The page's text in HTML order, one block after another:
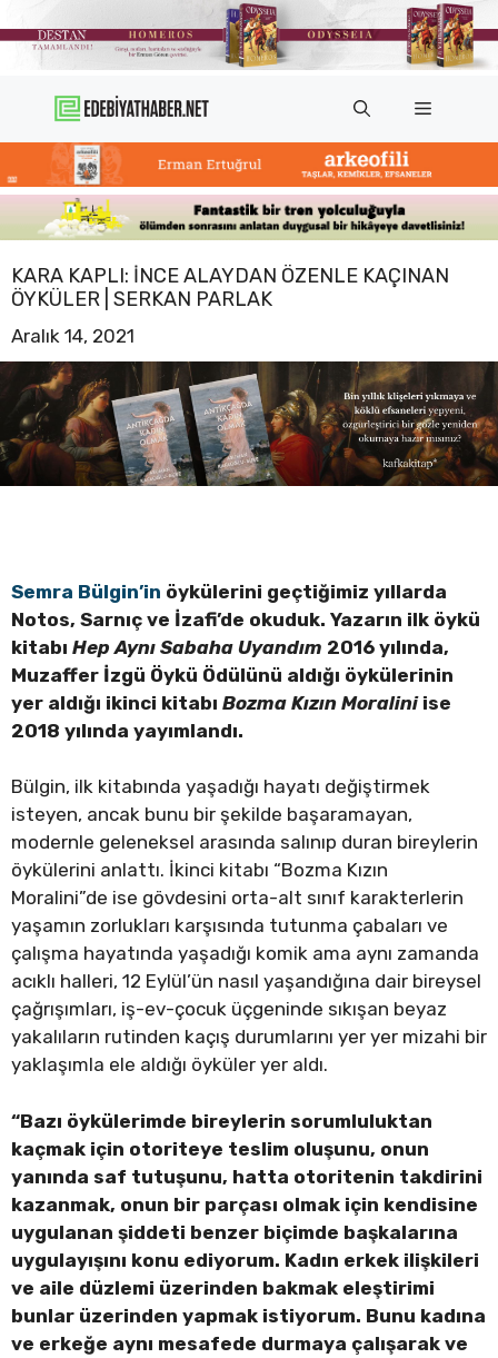
atla
Menü
KARA KAPLI: İNCE ALAYDAN ÖZENLE KAÇINAN
ÖYKÜLER | SERKAN PARLAK
Aralık 14, 2021
Semra Bülgin’in öykülerini geçtiğimiz yıllarda
Notos, Sarnıç ve İzafi’de okuduk. Yazarın ilk öykü
kitabı Hep Aynı Sabaha Uyandım 2016 yılında,
Muzaffer İzgü Öykü Ödülünü aldığı öykülerinin
yer aldığı ikinci kitabı Bozma Kızın Moralini ise
2018 yılında yayımlandı.
Bülgin, ilk kitabında yaşadığı hayatı değiştirmek
isteyen, ancak bunu bir şekilde başaramayan,
modernle geleneksel arasında salınıp duran bireylerin
öykülerini anlattı. İkinci kitabı “Bozma Kızın
Moralini”de ise gövdesini orta-alt sınıf karakterlerin
yaşamın zorlukları karşısında tutunma çabaları ve
çalışma hayatında yaşadığı komik ama aynı zamanda
acıklı halleri, 12 Eylül’ün nasıl yaşandığına dair bireysel
çağrışımları, iş-ev-çocuk üçgeninde sıkışan beyaz
yakalıların rutinden kaçış durumlarını yer yer mizahi bir
yaklaşımla ele aldığı öyküler yer aldı.
“Bazı öykülerimde bireylerin sorumluluktan
kaçmak için otoriteye teslim oluşunu, onun
yanında saf tutuşunu, hatta otoritenin takdirini
kazanmak, onun bir parçası olmak için kendisine
uygulanan şiddeti benzer biçimde başkalarına
uygulayışını konu ediyorum. Kadın erkek ilişkileri
ve aile düzlemi üzerinden bakmak eleştirimi
bunlar üzerinden yapmak istiyorum. Bunu kadına
ve erkeğe aynı mesafede durmaya çalışarak ve